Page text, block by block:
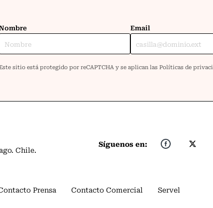
Chile.
Síguenos en:
Prensa Contacto Comercial Servel